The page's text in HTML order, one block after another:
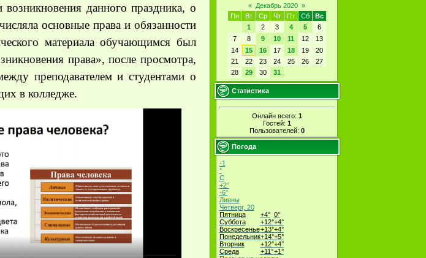
данного праздника, о
основные права и обязанности
материала обучающимся был
права», после просмотра,
преподавателем и студентами о
в колледже.
« Декабрь 2020 »
Пн
Вт Ср Чт Пт Сб
Вс
1
2 3 4 5
6
7
8 9 10 11 12
13
14
15 16 17 18 19
20
21
22 23 24 25 26
27
28
29 30 31
Статистика
Онлайн всего: 1
Гостей: 1
Пользователей: 0
Погода
-1
°
C
+2°
-6°
Ливны
Четверг, 20
Пятница
+4° 0°
Суббота
+12°+4°
Воскресенье+13°+4°
Понедельник+14°+5°
Вторник
+12°+4°
Среда
+11°+1°